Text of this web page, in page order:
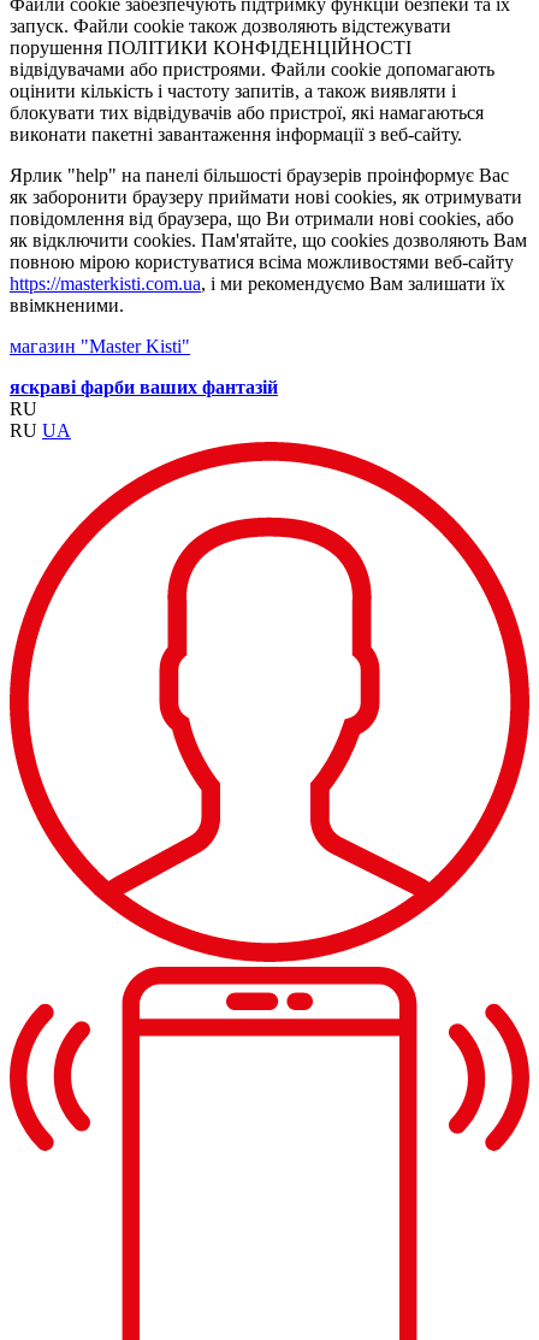
Файли cookie забезпечують підтримку функцій безпеки та їх
запуск. Файли cookie також дозволяють відстежувати
порушення ПОЛІТИКИ КОНФІДЕНЦІЙНОСТІ
відвідувачами або пристроями. Файли cookie допомагають
оцінити кількість і частоту запитів, а також виявляти і
блокувати тих відвідувачів або пристрої, які намагаються
виконати пакетні завантаження інформації з веб-сайту.
Ярлик "help" на панелі більшості браузерів проінформує Вас
як заборонити браузеру приймати нові cookies, як отримувати
повідомлення від браузера, що Ви отримали нові cookies, або
як відключити cookies. Пам'ятайте, що cookies дозволяють Вам
повною мірою користуватися всіма можливостями веб-сайту
https://masterkisti.com.ua, і ми рекомендуємо Вам залишати їх
ввімкненими.
магазин "Master Kisti"
яскраві фарби ваших фантазій
RU
RU UA